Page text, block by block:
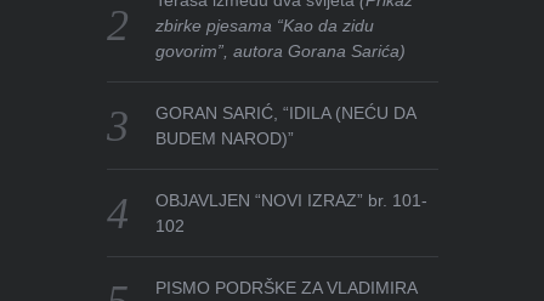
zbirke pjesama “Kao da zidu
govorim”, autora Gorana Sarića)
GORAN SARIĆ, “IDILA (NEĆU DA
BUDEM NAROD)”
OBJAVLJEN “NOVI IZRAZ” br. 101-
102
PISMO PODRŠKE ZA VLADIMIRA